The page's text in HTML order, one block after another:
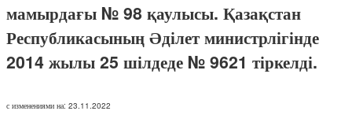
мамырдағы № 98 қаулысы. Қазақстан
Республикасының Әділет министрлігінде
2014 жылы 25 шілдеде № 9621 тіркелді.
с изменениями на: 23.11.2022